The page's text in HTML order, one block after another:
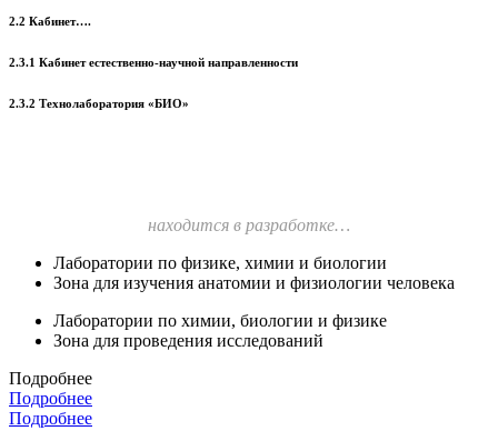
2.2 Кабинет….
2.3.1 Кабинет естественно-научной направленности
2.3.2 Технолаборатория «БИО»
находится в разработке…
Лаборатории по физике, химии и биологии
Зона для изучения анатомии и физиологии человека
Лаборатории по химии, биологии и физике
Зона для проведения исследований
Подробнее
Подробнее
Подробнее